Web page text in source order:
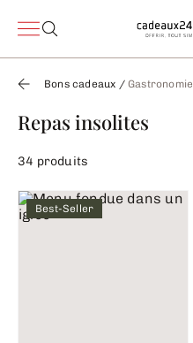
Bons cadeaux /Gastronomie
Repas insolites
34 produits
Best-Seller